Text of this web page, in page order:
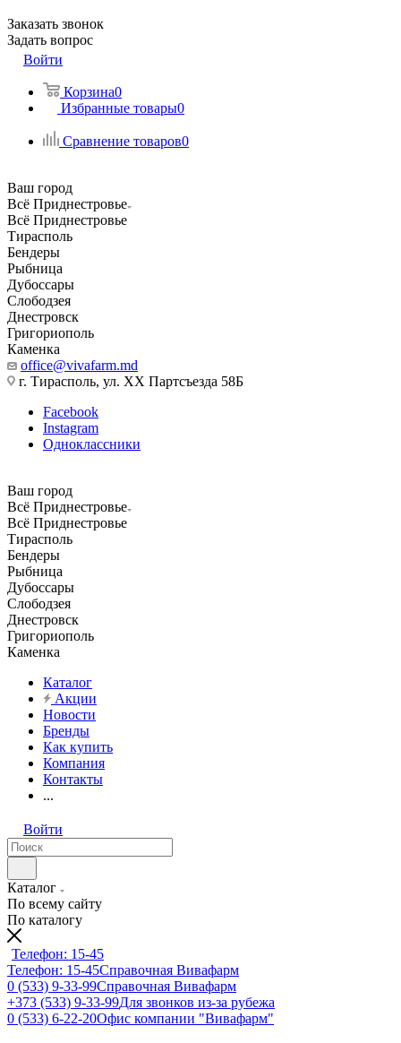
Заказать звонок
Задать вопрос
Войти
Корзина0
Избранные товары0
Сравнение товаров0
Ваш город
Всё Приднестровье
Всё Приднестровье
Тирасполь
Бендеры
Рыбница
Дубоссары
Слободзея
Днестровск
Григориополь
Каменка
office@vivafarm.md
г. Тирасполь, ул. ХХ Партсъезда 58Б
Facebook
Instagram
Одноклассники
Ваш город
Всё Приднестровье
Всё Приднестровье
Тирасполь
Бендеры
Рыбница
Дубоссары
Слободзея
Днестровск
Григориополь
Каменка
Каталог
Акции
Новости
Бренды
Как купить
Компания
Контакты
...
Войти
Каталог
По всему сайту
По каталогу
Телефон: 15-45
Телефон: 15-45Справочная Вивафарм
0 (533) 9-33-99Справочная Вивафарм
+373 (533) 9-33-99Для звонков из-за рубежа
0 (533) 6-22-20Офис компании "Вивафарм"